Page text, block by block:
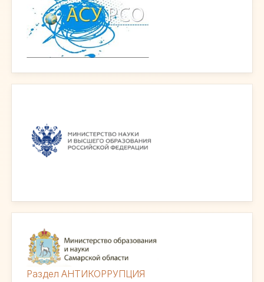
Раздел АНТИКОРРУПЦИЯ